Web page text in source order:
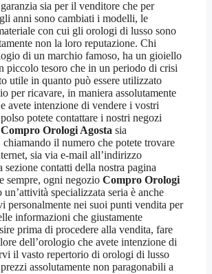
sia per il venditore che per
anni sono cambiati i modelli, le
con cui gli orologi di lusso sono
non la loro reputazione. Chi
di un marchio famoso, ha un gioiello
piccolo tesoro che in un periodo di crisi
utile in quanto può essere utilizzato
per ricavare, in maniera assolutamente
avete intenzione di vendere i vostri
potete contattare i nostri negozi
Compro Orologi Agosta sia
chiamando il numero che potete trovare
sia via e-mail all’indirizzo
sezione contatti della nostra pagina
sempre, ogni negozio Compro Orologi
un’attività specializzata seria è anche
personalmente nei suoi punti vendita per
informazioni che giustamente
prima di procedere alla vendita, fare
dell’orologio che avete intenzione di
il vasto repertorio di orologi di lusso
assolutamente non paragonabili a